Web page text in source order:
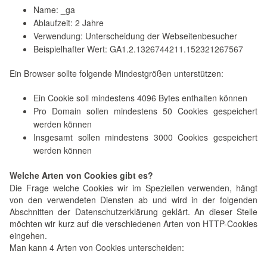
Name: _ga
Ablaufzeit: 2 Jahre
Verwendung: Unterscheidung der Webseitenbesucher
Beispielhafter Wert: GA1.2.1326744211.152321267567
Ein Browser sollte folgende Mindestgrößen unterstützen:
Ein Cookie soll mindestens 4096 Bytes enthalten können
Pro Domain sollen mindestens 50 Cookies gespeichert
werden können
Insgesamt sollen mindestens 3000 Cookies gespeichert
werden können
Welche Arten von Cookies gibt es?
Die Frage welche Cookies wir im Speziellen verwenden, hängt
von den verwendeten Diensten ab und wird in der folgenden
Abschnitten der Datenschutzerklärung geklärt. An dieser Stelle
möchten wir kurz auf die verschiedenen Arten von HTTP-Cookies
eingehen.
Man kann 4 Arten von Cookies unterscheiden: